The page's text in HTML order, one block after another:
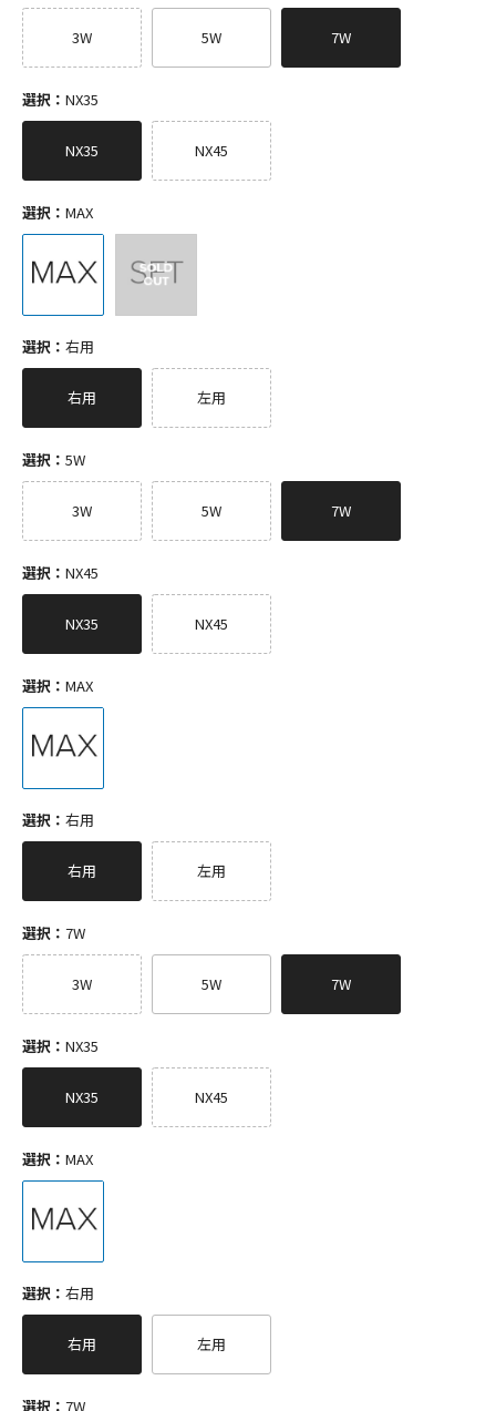
3W 5W 7W
選択： NX35
NX35 NX45
選択： MAX
選択： 右用
右用 左用
選択： 5W
3W 5W 7W
選択： NX45
NX35 NX45
選択： MAX
選択： 右用
右用 左用
選択： 7W
3W 5W 7W
選択： NX35
NX35 NX45
選択： MAX
選択： 右用
右用 左用
選択： 7W